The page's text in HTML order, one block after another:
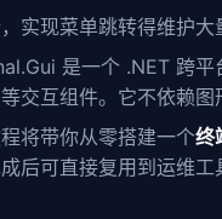
实现菜单跳转得维护大
是一个 .NET 跨平
交互组件。它不依赖图
将带你从零搭建一个终
后可直接复用到运维工